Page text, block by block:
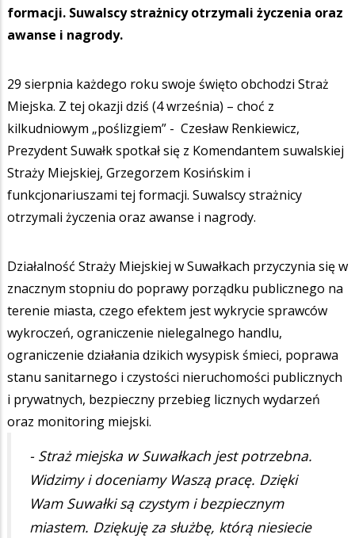
formacji. Suwalscy strażnicy otrzymali życzenia oraz
awanse i nagrody.
29 sierpnia każdego roku swoje święto obchodzi Straż
Miejska. Z tej okazji dziś (4 września) – choć z
kilkudniowym „poślizgiem” - Czesław Renkiewicz,
Prezydent Suwałk spotkał się z Komendantem suwalskiej
Straży Miejskiej, Grzegorzem Kosińskim i
funkcjonariuszami tej formacji. Suwalscy strażnicy
otrzymali życzenia oraz awanse i nagrody.
Działalność Straży Miejskiej w Suwałkach przyczynia się w
znacznym stopniu do poprawy porządku publicznego na
terenie miasta, czego efektem jest wykrycie sprawców
wykroczeń, ograniczenie nielegalnego handlu,
ograniczenie działania dzikich wysypisk śmieci, poprawa
stanu sanitarnego i czystości nieruchomości publicznych
i prywatnych, bezpieczny przebieg licznych wydarzeń
oraz monitoring miejski.
- Straż miejska w Suwałkach jest potrzebna.
Widzimy i doceniamy Waszą pracę. Dzięki
Wam Suwałki są czystym i bezpiecznym
miastem. Dziękuję za służbę, którą niesiecie